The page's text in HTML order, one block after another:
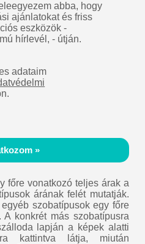
abba, hogy
ajánlatokat és friss
eszközök -
hírlevél, - útján.
adataim
»
főre vonatkozó teljes árak a
árának felét mutatják.
szobatípusok egy főre
konkrét más szobatípusra
lapján a képek alatti
kattintva látja, miután